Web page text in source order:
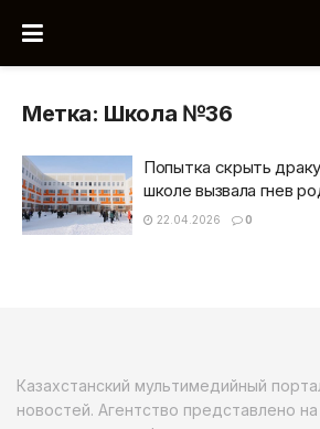
Метка: Школа №36
Попытка скрыть
школе вызвала гнев
22.04.2026 0
Казахстанский мультимедийный
новостей. Агентство представлено